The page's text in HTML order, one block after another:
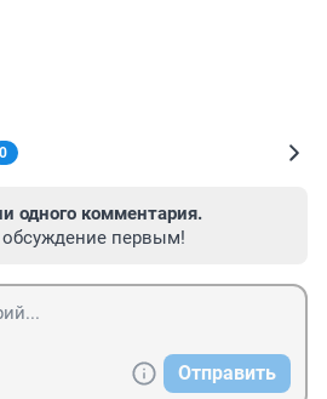
0
одного комментария.
обсуждение первым!
Отправить